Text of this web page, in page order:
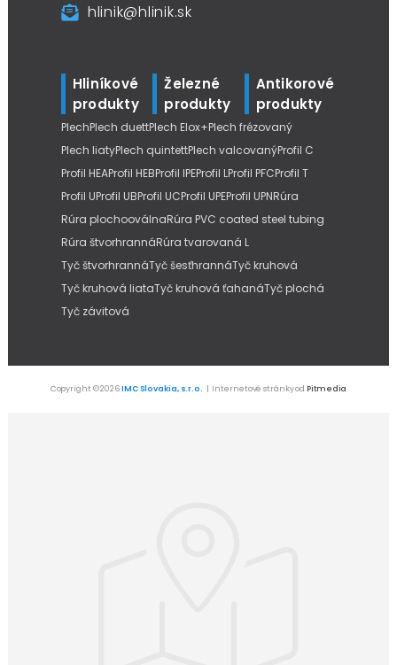
hlinik@hlinik.sk
Hliníkové
produkty
Železné
produkty
Antikorové
produkty
PlechPlech duettPlech Elox+Plech frézovaný
Plech liatyPlech quintettPlech valcovanýProfil C
Profil HEAProfil HEBProfil IPEProfil LProfil PFCProfil T
Profil UProfil UBProfil UCProfil UPEProfil UPNRúra
Rúra plochooválnaRúra PVC coated steel tubing
Rúra štvorhrannáRúra tvarovaná L
Tyč štvorhrannáTyč šesťhrannáTyč kruhová
Tyč kruhová liataTyč kruhová ťahanáTyč plochá
Tyč závitová
Copyright © 2026IMC Slovakia, s.r.o. | Internetové stránky od Pitmedia